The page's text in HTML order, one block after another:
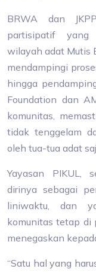
BRWA dan
partisipatif yang
wilayah adat Mutis
mendampingi
hingga
Foundation dan
komunitas,
tidak tenggelam
oleh tua-tua adat
Yayasan PIKUL,
dirinya sebagai
liniwaktu, dan
komunitas tetap di
menegaskan
“Satu hal yang